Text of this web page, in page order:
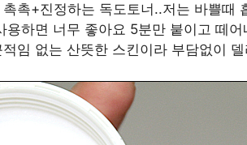
촉+진정하는 독도토너..저는 바쁠때
용하면 너무 좋아요 5분만 붙이고 떼
임 없는 산뜻한 스킨이라 부담없이